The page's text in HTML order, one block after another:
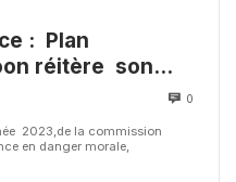
: Plan
réitère son
Cameroun
0
2023,de la commission
en danger morale,